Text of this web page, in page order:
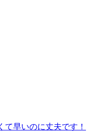
早いのに丈夫です！